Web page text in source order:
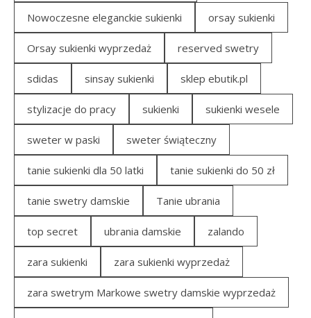
Nowoczesne eleganckie sukienki orsay sukienki
Orsay sukienki wyprzedaż reserved swetry
sdidas sinsay sukienki sklep ebutik.pl
stylizacje do pracy sukienki sukienki wesele
sweter w paski sweter świąteczny
tanie sukienki dla 50 latki tanie sukienki do 50 zł
tanie swetry damskie Tanie ubrania
top secret ubrania damskie zalando
zara sukienki zara sukienki wyprzedaż
zara swetrym Markowe swetry damskie wyprzedaż